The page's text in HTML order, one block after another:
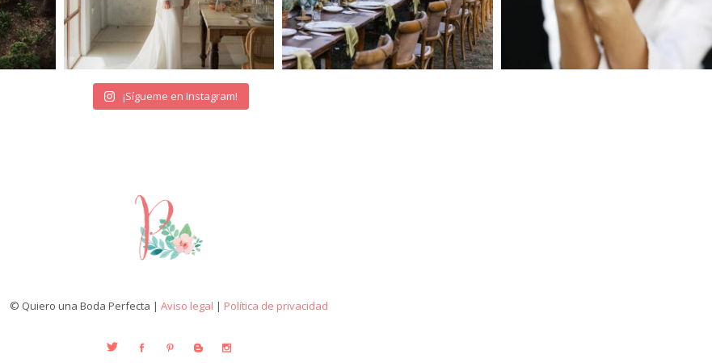
¡Sígueme en Instagram!
© Quiero una Boda Perfecta | Aviso legal | Política de privacidad